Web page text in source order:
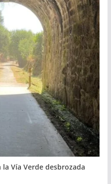
Vía Verde desbrozada